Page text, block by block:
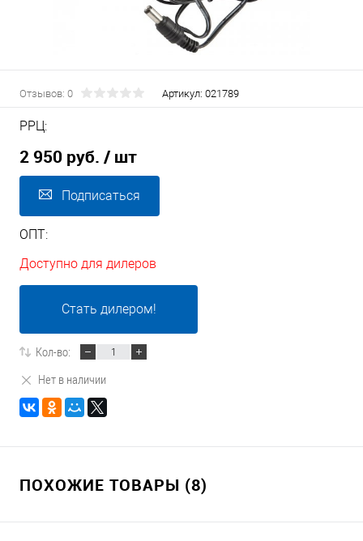
Отзывов: 0 Артикул: 021789
РРЦ:
2 950 руб. / шт
Подписаться
ОПТ:
Доступно для дилеров
Стать дилером!
Кол-во:
Нет в наличии
ПОХОЖИЕ ТОВАРЫ (8)